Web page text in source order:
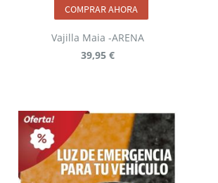
Vajilla Maia -ARENA
39,95 €
COMPRAR AHORA